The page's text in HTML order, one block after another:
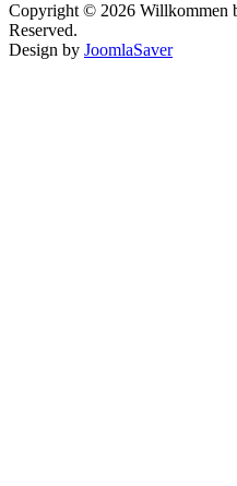
Copyright © 2026 Willkommen
Reserved.
Design by JoomlaSaver